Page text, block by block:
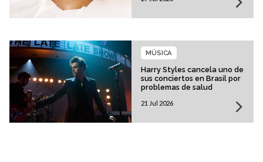
Harry Styles cancela uno de
sus conciertos en Brasil por
problemas de salud
MÚSICA
21 Jul 2026